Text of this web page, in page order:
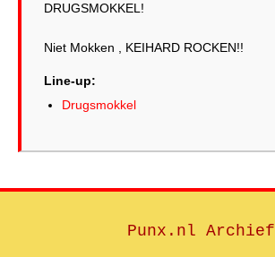
DRUGSMOKKEL!
Niet Mokken , KEIHARD ROCKEN!!
Line-up:
Drugsmokkel
Punx.nl Archief